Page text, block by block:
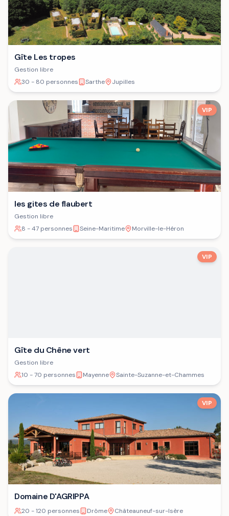
Gîte Les tropes
Gestion libre
30 - 80 personnes
Sarthe Jupilles
VIP
les gites de flaubert
Gestion libre
8 - 47 personnes
Seine-Maritime Morville-le-Héron
VIP
Gîte du Chêne vert
Gestion libre
10 - 70 personnes
Mayenne Sainte-Suzanne-et-Chammes
VIP
Domaine D'AGRIPPA
20 - 120 personnes Drôme Châteauneuf-sur-Isère